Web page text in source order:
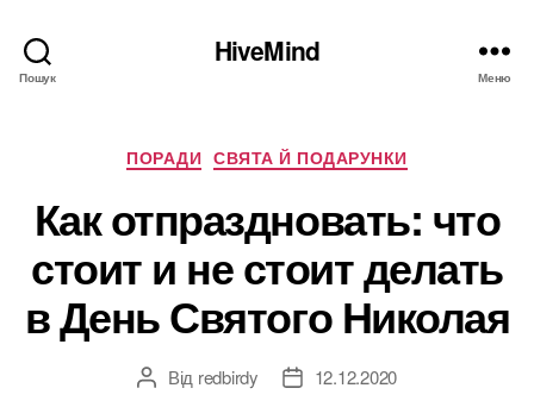
Пошук
HiveMind
Меню
Категорії
ПОРАДИ СВЯТА Й ПОДАРУНКИ
Как отпраздновать: что
стоит и не стоит делать
в День Святого Николая
Автор
Від redbirdy
Дата12.12.2020